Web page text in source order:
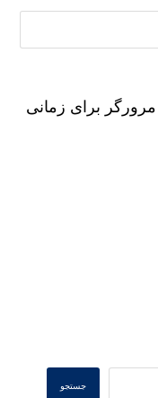
برای زمانی
جستجو